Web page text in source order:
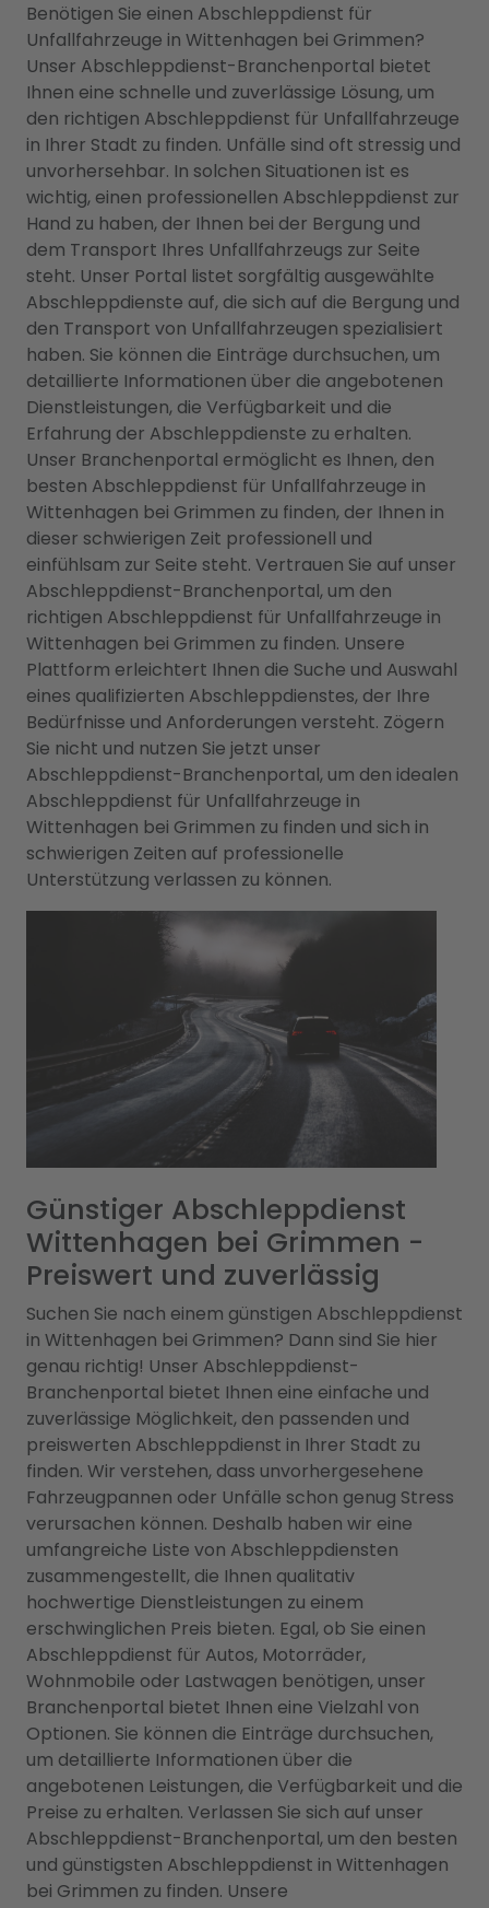
Benötigen Sie einen Abschleppdienst für
Unfallfahrzeuge in Wittenhagen bei Grimmen?
Unser Abschleppdienst-Branchenportal bietet
Ihnen eine schnelle und zuverlässige Lösung, um
den richtigen Abschleppdienst für Unfallfahrzeuge
in Ihrer Stadt zu finden. Unfälle sind oft stressig und
unvorhersehbar. In solchen Situationen ist es
wichtig, einen professionellen Abschleppdienst zur
Hand zu haben, der Ihnen bei der Bergung und
dem Transport Ihres Unfallfahrzeugs zur Seite
steht. Unser Portal listet sorgfältig ausgewählte
Abschleppdienste auf, die sich auf die Bergung und
den Transport von Unfallfahrzeugen spezialisiert
haben. Sie können die Einträge durchsuchen, um
detaillierte Informationen über die angebotenen
Dienstleistungen, die Verfügbarkeit und die
Erfahrung der Abschleppdienste zu erhalten.
Unser Branchenportal ermöglicht es Ihnen, den
besten Abschleppdienst für Unfallfahrzeuge in
Wittenhagen bei Grimmen zu finden, der Ihnen in
dieser schwierigen Zeit professionell und
einfühlsam zur Seite steht. Vertrauen Sie auf unser
Abschleppdienst-Branchenportal, um den
richtigen Abschleppdienst für Unfallfahrzeuge in
Wittenhagen bei Grimmen zu finden. Unsere
Plattform erleichtert Ihnen die Suche und Auswahl
eines qualifizierten Abschleppdienstes, der Ihre
Bedürfnisse und Anforderungen versteht. Zögern
Sie nicht und nutzen Sie jetzt unser
Abschleppdienst-Branchenportal, um den idealen
Abschleppdienst für Unfallfahrzeuge in
Wittenhagen bei Grimmen zu finden und sich in
schwierigen Zeiten auf professionelle
Unterstützung verlassen zu können.
Günstiger Abschleppdienst
Wittenhagen bei Grimmen -
Preiswert und zuverlässig
Suchen Sie nach einem günstigen Abschleppdienst
in Wittenhagen bei Grimmen? Dann sind Sie hier
genau richtig! Unser Abschleppdienst-
Branchenportal bietet Ihnen eine einfache und
zuverlässige Möglichkeit, den passenden und
preiswerten Abschleppdienst in Ihrer Stadt zu
finden. Wir verstehen, dass unvorhergesehene
Fahrzeugpannen oder Unfälle schon genug Stress
verursachen können. Deshalb haben wir eine
umfangreiche Liste von Abschleppdiensten
zusammengestellt, die Ihnen qualitativ
hochwertige Dienstleistungen zu einem
erschwinglichen Preis bieten. Egal, ob Sie einen
Abschleppdienst für Autos, Motorräder,
Wohnmobile oder Lastwagen benötigen, unser
Branchenportal bietet Ihnen eine Vielzahl von
Optionen. Sie können die Einträge durchsuchen,
um detaillierte Informationen über die
angebotenen Leistungen, die Verfügbarkeit und die
Preise zu erhalten. Verlassen Sie sich auf unser
Abschleppdienst-Branchenportal, um den besten
und günstigsten Abschleppdienst in Wittenhagen
bei Grimmen zu finden. Unsere